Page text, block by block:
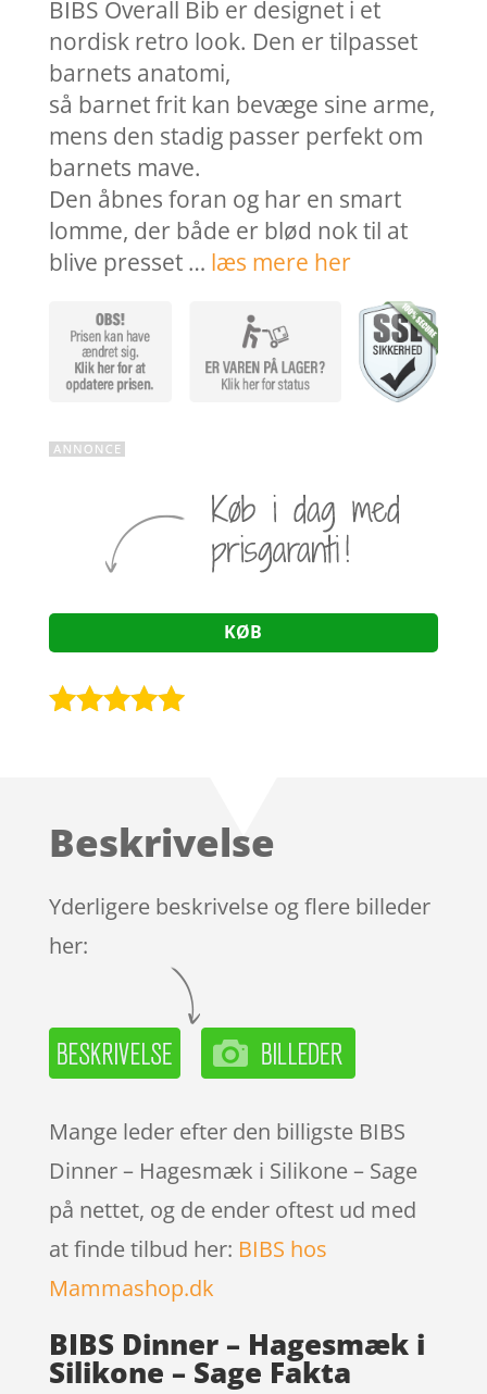
109,95 kr..
82,46
BIBS Overall Bib er designet i et
nordisk retro look. Den er tilpasset
barnets anatomi,
så barnet frit kan bevæge sine arme,
mens den stadig passer perfekt om
barnets mave.
Den åbnes foran og har en smart
lomme, der både er blød nok til at
blive presset … læs mere her
KØB
kundebedøm
Beskrivelse
Yderligere beskrivelse og flere billeder
her:
Mange leder efter den billigste BIBS
Dinner – Hagesmæk i Silikone – Sage
på nettet, og de ender oftest ud med
at finde tilbud her: BIBS hos
Mammashop.dk
BIBS Dinner – Hagesmæk i
Silikone – Sage Fakta